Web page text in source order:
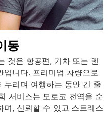
동
것은 항공편, 기차 또는 렌
니다. 프리미엄 차량으로
누리며 여행하는 동안 긴 줄
서비스는 모로코 전역을 순
며, 신뢰할 수 있고 스트레스